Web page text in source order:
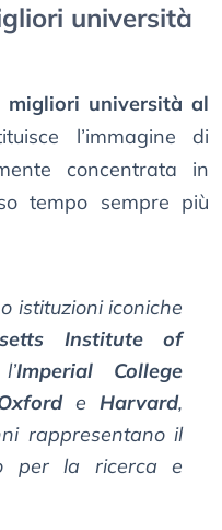
università
migliori università al
l’immagine di
concentrata in
tempo sempre più
istituzioni iconiche
Institute of
Imperial College
e Harvard,
rappresentano il
per la ricerca e